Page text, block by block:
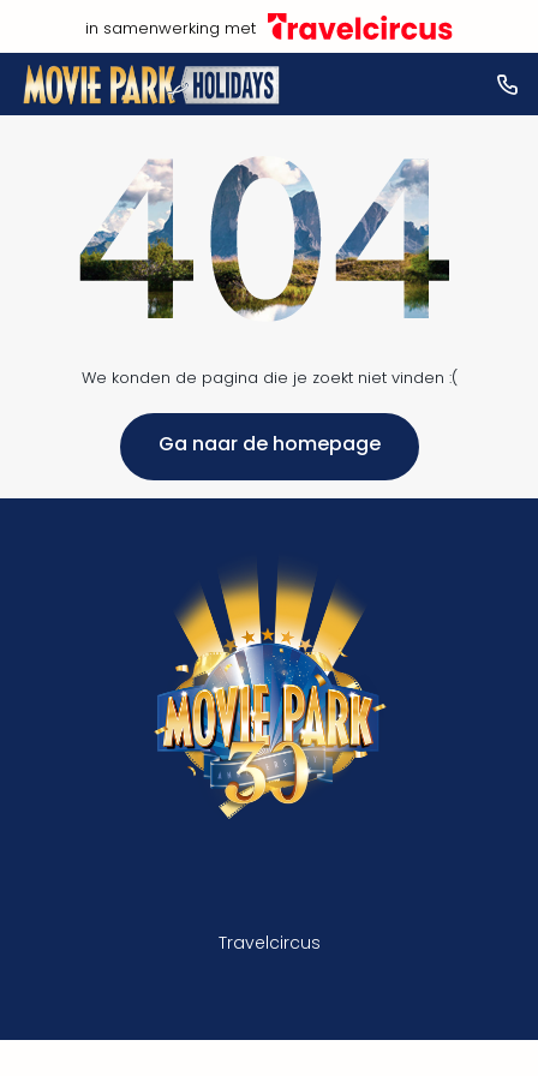
in samenwerking met
We konden de pagina die je zoekt niet vinden :(
Ga naar de homepage
Travelcircus